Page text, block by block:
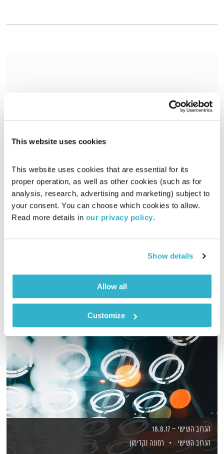
This website uses cookies
This website uses cookies that are essential for its
proper operation, as well as other cookies (such as for
analysis, research, advertising and marketing) subject to
your consent. You can choose which cookies to allow.
Read more details in our privacy policy.
Show details
Allow all
Customize
האתיקה של הזוגיות
המצפן
הרב יובל שרלוואורית נבון
19.05.25
00:39:13
אודיו
הגרוב השישי – 18.8.17
הגרוב השישי
רמונה נקדימון